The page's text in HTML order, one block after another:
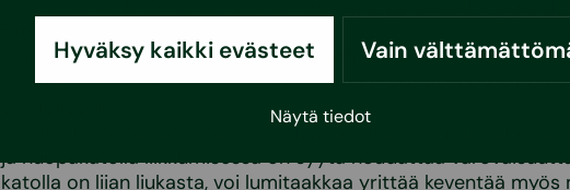
Hyväksy kaikki evästeet Vain
Näytä tiedot
Muista käyttää valjaita ja tutustu niiden käyttöön ennen katolle
Valjaiden turvaköysi kiinnitetään tukevaan rakenteseen, kuten
Tyypillisimmistä kattomateriaaleista peltikatto on liukkain,
ja huopakatolla liikkumisessa on syytä noudattaa
katolla on liian liukasta, voi lumitaakkaa yrittää keventää myös